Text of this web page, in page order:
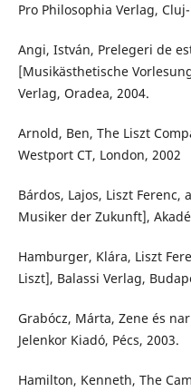
Pro Philosophia Verlag,
Angi, István, Prelegeri de
[Musikästhetische
Verlag, Oradea, 2004.
Arnold, Ben, The Liszt
Westport CT, London, 2002
Bárdos, Lajos, Liszt Ferenc,
Musiker der Zukunft],
Hamburger, Klára, Liszt
Liszt], Balassi Verlag,
Grabócz, Márta, Zene és
Jelenkor Kiadó, Pécs, 2003.
Hamilton, Kenneth, The